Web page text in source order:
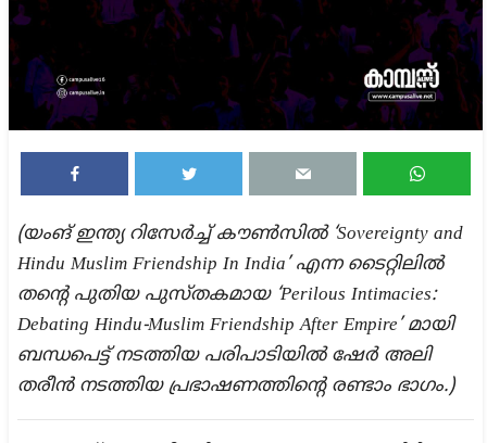
(യംങ് ഇന്ത്യ റിസേർച്ച് കൗൺസിൽ ‘Sovereignty and
Hindu Muslim Friendship In India’ എന്ന ടൈറ്റിലിൽ
തന്റെ പുതിയ പുസ്തകമായ ‘Perilous Intimacies:
Debating Hindu-Muslim Friendship After Empire’ മായി
ബന്ധപെട്ട് നടത്തിയ പരിപാടിയിൽ ഷേർ അലി
തരീൻ നടത്തിയ പ്രഭാഷണത്തിന്റെ രണ്ടാം ഭാഗം.)